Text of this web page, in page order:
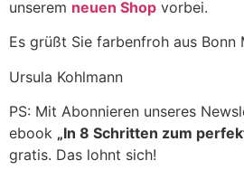
unserem neuen Shop vorbei.
Es grüßt Sie farbenfroh aus Bonn
Ursula Kohlmann
PS: Mit Abonnieren unseres
ebook „In 8 Schritten zum
gratis. Das lohnt sich!